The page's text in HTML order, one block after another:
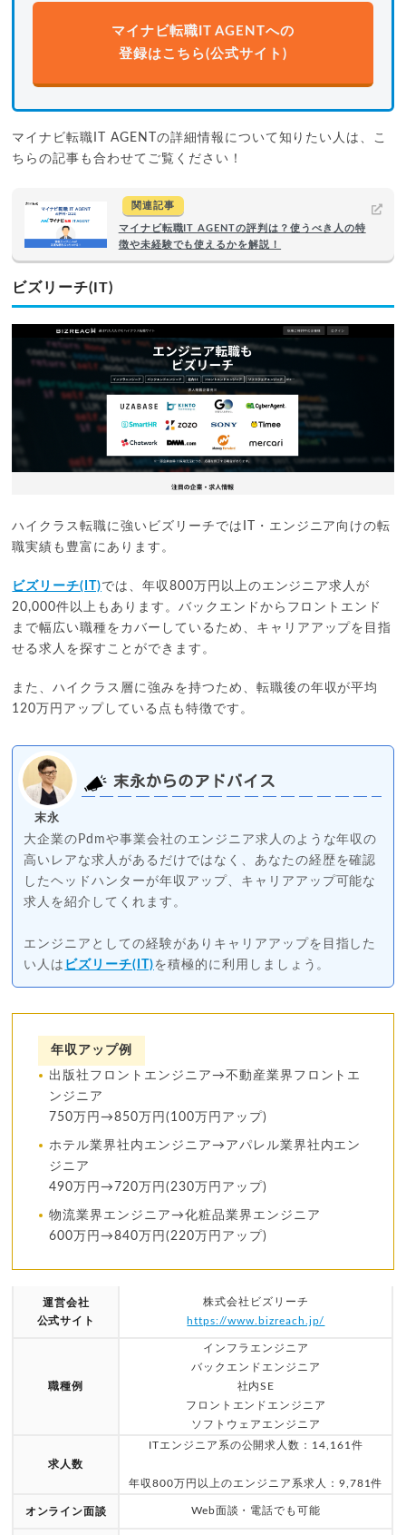
マイナビ転職IT AGENTへの
登録はこちら(公式サイト)
マイナビ転職IT AGENTの詳細情報について知りたい人は、こ
ちらの記事も合わせてご覧ください！
関連記事
マイナビ転職IT AGENTの評判は？使うべき人の特
徴や未経験でも使えるかを解説！
ビズリーチ(IT)
ハイクラス転職に強いビズリーチではIT・エンジニア向けの転
職実績も豊富にあります。
ビズリーチ(IT)では、年収800万円以上のエンジニア求人が
20,000件以上もあります。バックエンドからフロントエンド
まで幅広い職種をカバーしているため、キャリアアップを目指
せる求人を探すことができます。
また、ハイクラス層に強みを持つため、転職後の年収が平均
120万円アップしている点も特徴です。
末永
末永からのアドバイス
大企業のPdmや事業会社のエンジニア求人のような年収の
高いレアな求人があるだけではなく、あなたの経歴を確認
したヘッドハンターが年収アップ、キャリアアップ可能な
求人を紹介してくれます。
エンジニアとしての経験がありキャリアアップを目指した
い人は ビズリーチ(IT)を積極的に利用しましょう。
年収アップ例
出版社フロントエンジニア→不動産業界フロントエ
ンジニア
750万円→850万円(100万円アップ)
ホテル業界社内エンジニア→アパレル業界社内エン
ジニア
490万円→720万円(230万円アップ)
物流業界エンジニア→化粧品業界エンジニア
600万円→840万円(220万円アップ)
運営会社
公式サイト
株式会社ビズリーチ
https://www.bizreach.jp/
職種例
インフラエンジニア
バックエンドエンジニア
社内SE
フロントエンドエンジニア
ソフトウェアエンジニア
求人数
ITエンジニア系の公開求人数：14,161件
年収800万円以上のエンジニア系求人：9,781件
オンライン面談 Web面談・電話でも可能